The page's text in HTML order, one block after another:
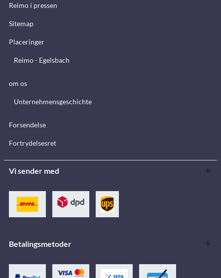
Reimo i pressen
Sitemap
Placeringer
Reimo - Egelsbach
om os
Unternehmensgeschichte
Forsendelse
Fortrydelsesret
Vi sender med
Betalingsmetoder